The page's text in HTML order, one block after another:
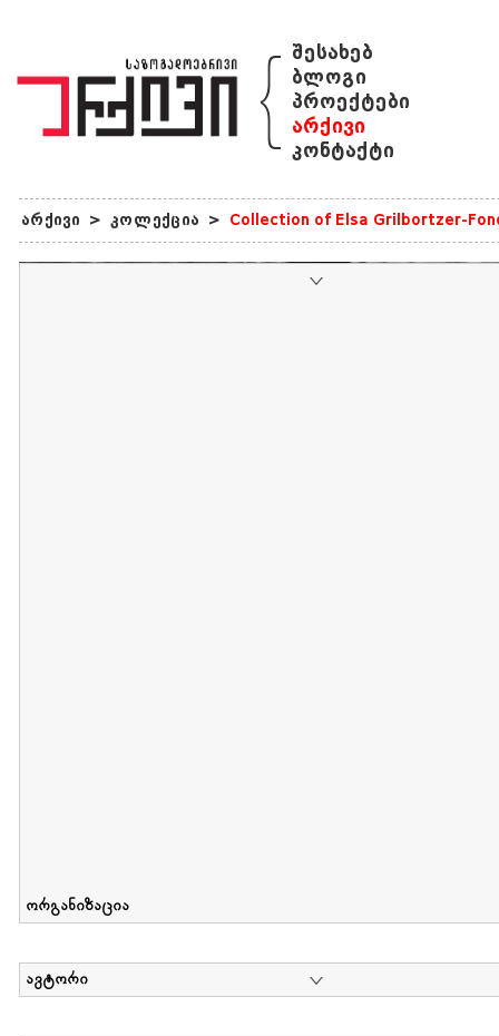
{ შესახებ
ბლოგი
პროექტები
არქივი
კონტაქტი
არქივი > კოლექცია > Collection of Elsa Grilbortzer-
ორგანიზაცია
ავტორი